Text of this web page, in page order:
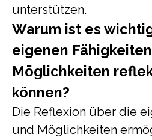
unterstützen.
Warum ist es
eigenen
Möglichkeiten
können?
Die Reflexion über die
und Möglichkeiten